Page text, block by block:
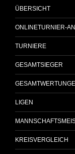
ÜBERSICHT
ONLINETURNIER-
TURNIERE
GESAMTSIEGER
LIGEN
KREISVERGLEICH